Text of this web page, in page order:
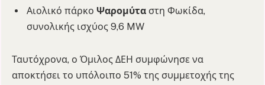
Αιολικό πάρκο Ψαρομύτα στη Φωκίδα,
συνολικής ισχύος 9,6 MW
Ταυτόχρονα, ο Όμιλος ΔΕΗ συμφώνησε να
αποκτήσει το υπόλοιπο 51% της συμμετοχής της